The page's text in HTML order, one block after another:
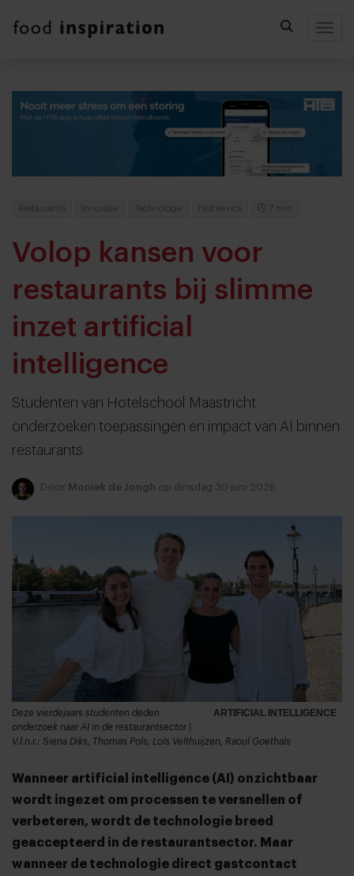
Restaurants Innovatie Technologie Fastservice 7 min
Volop kansen voor
restaurants bij slimme
inzet artificial
intelligence
Studenten van Hotelschool Maastricht
onderzoeken toepassingen en impact van AI binnen
restaurants
Door Moniek de Jongh op dinsdag 30 juni 2026
ARTIFICIAL INTELLIGENCE
Deze vierdejaars studenten deden
onderzoek naar AI in de restaurantsector |
V.l.n.r.: Siena Diks, Thomas Pols, Loïs Velthuijzen, Raoul Goethals
Wanneer artificial intelligence (AI) onzichtbaar
wordt ingezet om processen te versnellen of
verbeteren, wordt de technologie breed
geaccepteerd in de restaurantsector. Maar
wanneer de technologie direct gastcontact